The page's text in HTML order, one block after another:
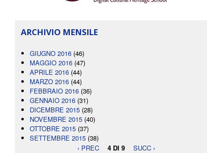
ARCHIVIO MENSILE
GIUGNO 2016 (46)
MAGGIO 2016 (47)
APRILE 2016 (44)
MARZO 2016 (44)
FEBBRAIO 2016 (36)
GENNAIO 2016 (31)
DICEMBRE 2015 (28)
NOVEMBRE 2015 (40)
OTTOBRE 2015 (37)
SETTEMBRE 2015 (38)
‹ PREC
4 DI 9 SUCC ›